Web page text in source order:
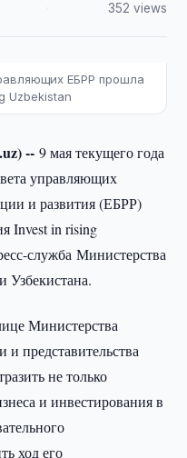
352 views
ЕБРР прошла
Uzbekistan
--9 мая текущего года
управляющих
и развития (ЕБРР)
Invest in rising
служба Министерства
Узбекистана.
Министерства
представительства
не только
и инвестирования в
ход его